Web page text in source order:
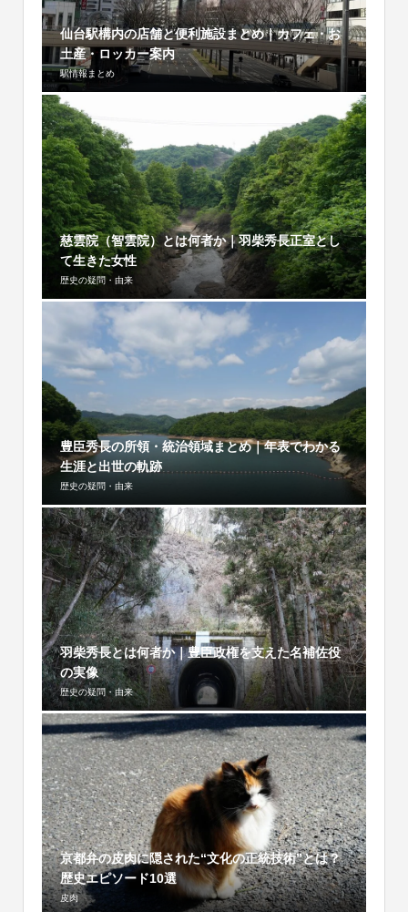
仙台駅構内の店舗と便利施設まとめ｜カフェ・お
土産・ロッカー案内
駅情報まとめ
慈雲院（智雲院）とは何者か｜羽柴秀長正室とし
て生きた女性
歴史の疑問・由来
豊臣秀長の所領・統治領域まとめ｜年表でわかる
生涯と出世の軌跡
歴史の疑問・由来
羽柴秀長とは何者か｜豊臣政権を支えた名補佐役
の実像
歴史の疑問・由来
京都弁の皮肉に隠された“文化の正統技術”とは？
歴史エピソード10選
皮肉